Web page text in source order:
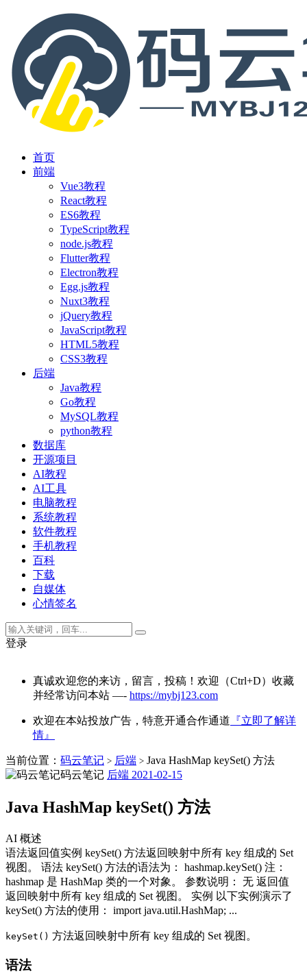
首页
前端
Vue3教程
React教程
ES6教程
TypeScript教程
node.js教程
Flutter教程
Electron教程
Egg.js教程
Nuxt3教程
jQuery教程
JavaScript教程
HTML5教程
CSS3教程
后端
Java教程
Go教程
MySQL教程
python教程
数据库
开源项目
AI教程
AI工具
电脑教程
系统教程
软件教程
手机教程
百科
下载
自媒体
心情签名
登录
真诚欢迎您的来访，留言，投稿！欢迎（Ctrl+D）收藏
并经常访问本站 —- https://mybj123.com
欢迎在本站投放广告，特意开通合作通道 『立即了解详
情』
当前位置： 码云笔记 > 后端 > Java HashMap keySet() 方法
码云笔记 后端 2021-02-15
Java HashMap keySet() 方法
AI 概述
语法返回值实例 keySet() 方法返回映射中所有 key 组成的 Set
视图。 语法 keySet() 方法的语法为： hashmap.keySet() 注：
hashmap 是 HashMap 类的一个对象。 参数说明： 无 返回值
返回映射中所有 key 组成的 Set 视图。 实例 以下实例演示了
keySet() 方法的使用： import java.util.HashMap; ...
keySet() 方法返回映射中所有 key 组成的 Set 视图。
语法